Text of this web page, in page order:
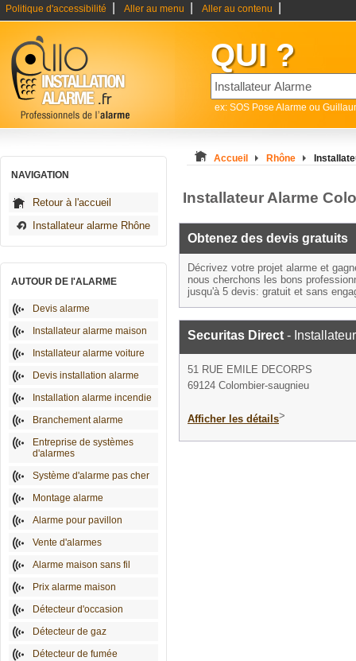
Politique d'accessibilité Aller au menu Aller au contenu
QUI ?
ex: SOS Pose Alarme ou
NAVIGATION
Retour à l'accueil
Installateur alarme Rhône
AUTOUR DE l'ALARME
Devis alarme
Installateur alarme maison
Installateur alarme voiture
Devis installation alarme
Installation alarme incendie
Branchement alarme
Entreprise de systèmes
d'alarmes
Système d'alarme pas cher
Montage alarme
Alarme pour pavillon
Vente d'alarmes
Alarme maison sans fil
Prix alarme maison
Détecteur d'occasion
Détecteur de gaz
Détecteur de fumée
Accueil Rhône
Installateur Alarme
Obtenez des devis gratuits
Décrivez votre projet alarme et
nous cherchons les bons
jusqu'à 5 devis: gratuit et sans
Securitas Direct -
51 RUE EMILE DECORPS
69124 Colombier-saugnieu
Afficher les détails>